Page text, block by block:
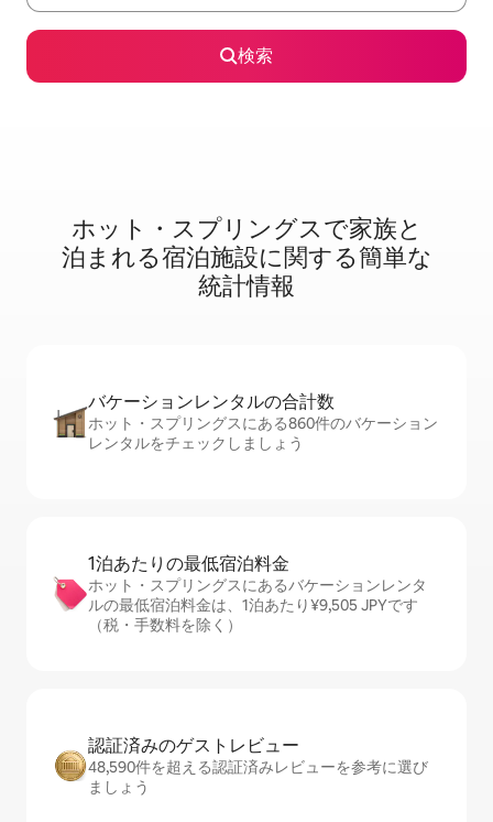
検索
ホット・スプリングスで家⁠族⁠と
泊⁠ま⁠れ⁠る宿⁠泊⁠施⁠設⁠に関⁠す⁠る簡⁠単⁠な
統⁠計⁠情⁠報
バケーションレ⁠ン⁠タ⁠ル⁠の合⁠計⁠数
ホット・スプリングスにある860件のバケーション
レンタルをチェックしましょう
1泊あたりの最⁠低⁠宿⁠泊⁠料⁠金
ホット・スプリングスにあるバケーションレンタ
ルの最低宿泊料金は、1泊あたり¥9,505 JPYです
（税・手数料を除く）
認証済みのゲ⁠ス⁠ト⁠レ⁠ビ⁠ュ⁠ー
48,590件を超える認証済みレビューを参考に選び
ましょう